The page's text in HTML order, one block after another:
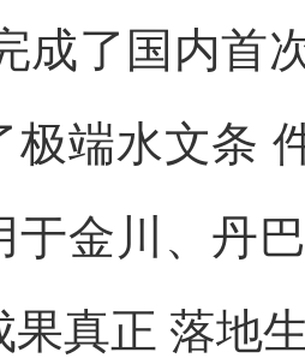
成了国内首
极端水文条
于金川、丹
果真正 落地